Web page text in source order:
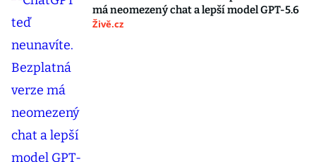
má neomezený chat a lepší model GPT-5.6
Živě.cz